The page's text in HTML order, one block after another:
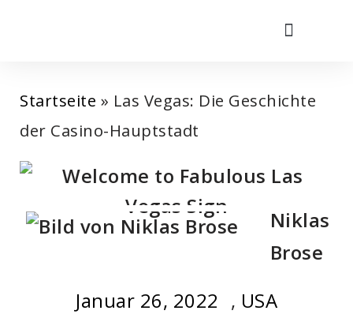
springen
Startseite » Las Vegas: Die Geschichte
der Casino-Hauptstadt
Niklas
Brose
Januar 26, 2022 , USA